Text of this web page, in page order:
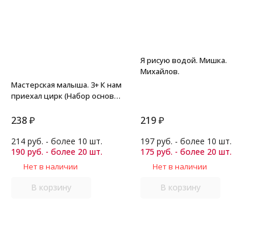
Мастерская малыша. 3+ К нам
приехал цирк (Набор основ
Ульева Е.А.
238₽
214 руб. - более 10 шт.
190 руб. - более 20 шт.
Нет в наличии
В корзину
Я рисую водой. Мишка.
Михайлов.
219₽
197 руб. - более 10 шт.
175 руб. - более 20 шт.
Нет в наличии
В корзину